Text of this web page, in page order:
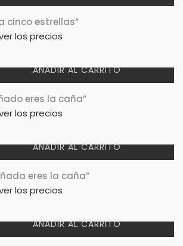
cinco estrellas”
los precios
AÑADIR AL CARRITO
eres la caña”
los precios
AÑADIR AL CARRITO
eres la caña”
los precios
AÑADIR AL CARRITO